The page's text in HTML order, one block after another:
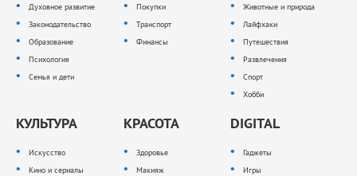
Духовное развитие
Законодательство
Образование
Психология
Семья и дети
Покупки
Транспорт
Финансы
Животные и природа
Лайфхаки
Путешествия
Развлечения
Спорт
Хобби
КУЛЬТУРА
Искусство
Кино и сериалы
КРАСОТА
Здоровье
Макияж
DIGITAL
Гаджеты
Игры